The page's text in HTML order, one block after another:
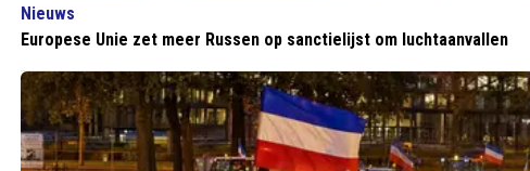
Nieuws
Europese Unie zet meer Russen op sanctielijst om luchtaanvallen